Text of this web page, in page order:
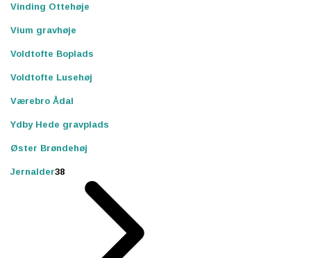
Vinding Ottehøje
Vium gravhøje
Voldtofte Boplads
Voldtofte Lusehøj
Værebro Ådal
Ydby Hede gravplads
Øster Brøndehøj
Jernalder38